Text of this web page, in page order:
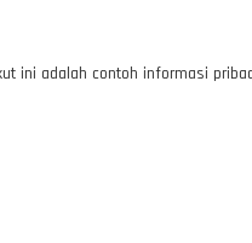
ini adalah contoh informasi